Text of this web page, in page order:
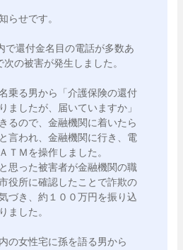
らせです。
還付金名目の電話が多数あ
の被害が発生しました。
乗る男から「介護保険の還付
ましたが、届いていますか」
るので、金融機関に着いたら
言われ、金融機関に行き、電
ＴＭを操作しました。
思った被害者が金融機関の職
役所に確認したことで詐欺の
づき、約１００万円を振り込
ました。
の女性宅に孫を語る男から